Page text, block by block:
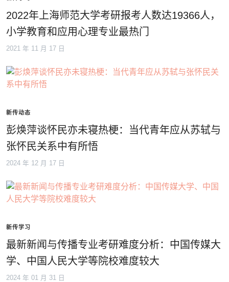
2022年上海师范大学考研报考人数达19366人，
小学教育和应用心理专业最热门
2021 年 11 月 17 日
新传动态
彭焕萍谈怀民亦未寝热梗：当代青年应从苏轼与
张怀民关系中有所悟
2024 年 12 月 17 日
新传学习
最新新闻与传播专业考研难度分析：中国传媒大
学、中国人民大学等院校难度较大
2024 年 01 月 31 日